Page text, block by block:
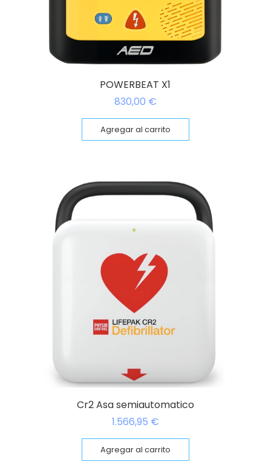
POWERBEAT X1
830,00 €
Agregar al carrito
Cr2 Asa semiautomatico
1.566,95 €
Agregar al carrito